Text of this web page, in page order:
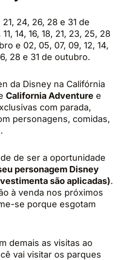
21, 24, 26, 28 e 31 de
14, 16, 18, 21, 23, 25, 28
e 02, 05, 07, 09, 12, 14,
28 e 31 de outubro.
da Disney na Califórnia
California Adventure e
com parada,
personagens, comidas,
de ser a oportunidade
personagem Disney
são aplicadas).
à venda nos próximos
se porque esgotam
demais as visitas ao
vai visitar os parques